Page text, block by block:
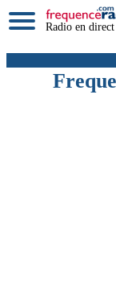
Radio en direct